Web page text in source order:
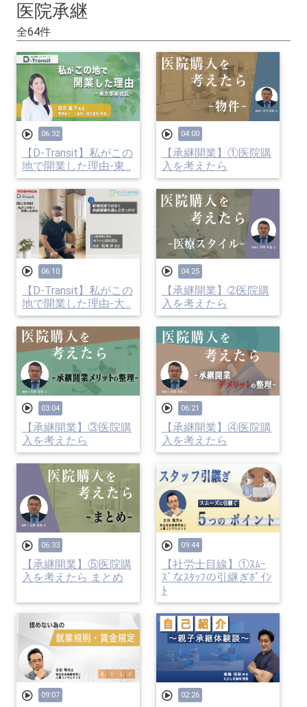
医院承継
全64件
06:32
【D-Transit】私がこの
地で開業した理由-東...
04:00
【承継開業】①医院購
入を考えたら
06:10
【D-Transit】私がこの
地で開業した理由-大...
04:25
【承継開業】➁医院購
入を考えたら
03:04
【承継開業】③医院購
入を考えたら
06:21
【承継開業】④医院購
入を考えたら
06:33
【承継開業】⑤医院購
入を考えたら まとめ
09:44
【社労士目線】①ｽﾑｰ
ｽﾞなｽﾀｯﾌの引継ぎﾎﾟｲﾝ
ﾄ
09:07 02:26